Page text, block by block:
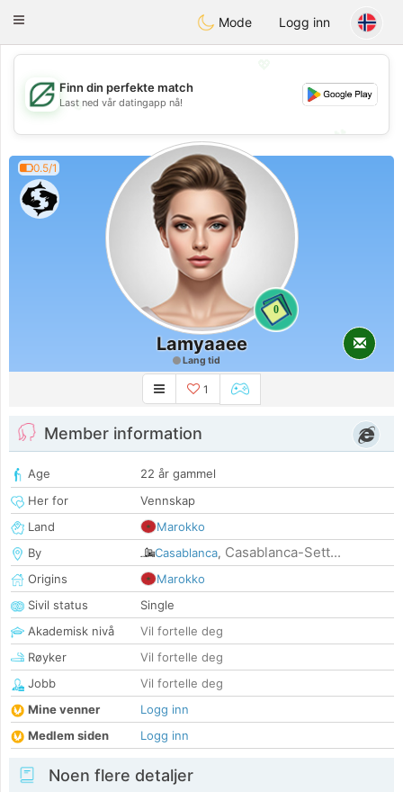
GulfDating
Toggle
Mode Logg inn
💖
💕
💕
Finn din perfekte match
Last ned vår datingapp nå!
0.5/1
0
Lamyaaee
Lang tid
1
Member information
Age
22 år gammel
Her for
Vennskap
Land
Marokko
By
Casablanca, Casablanca-Sett...
Origins
Marokko
Sivil status
Single
Akademisk nivå
Vil fortelle deg
Røyker
Vil fortelle deg
Jobb
Vil fortelle deg
Mine venner
Logg inn
Medlem siden
Logg inn
Noen flere detaljer